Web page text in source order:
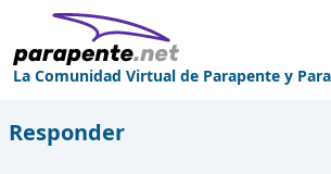
La Comunidad Virtual de Parapente y
Responder